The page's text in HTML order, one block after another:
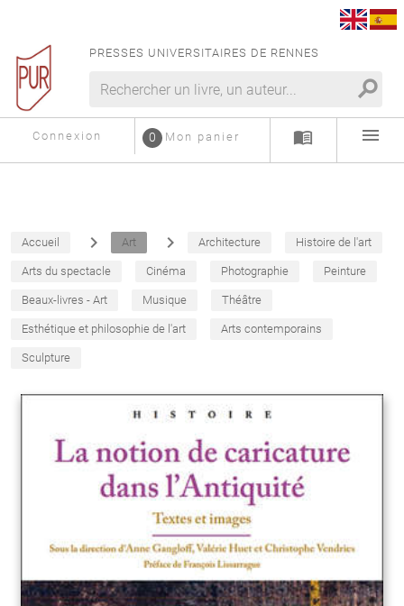
PRESSES UNIVERSITAIRES DE RENNES
search
Connexion Mon panier
0 menu_book menu
Accueil navigate_next Art navigate_next Architecture Histoire de l'art
Arts du spectacle Cinéma Photographie Peinture
Beaux-livres - Art Musique Théâtre
Esthétique et philosophie de l'art Arts contemporains
Sculpture